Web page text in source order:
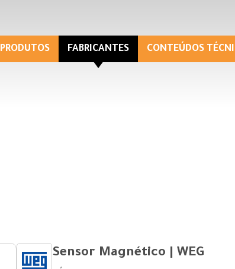
PRODUTOS FABRICANTES CONTEÚDOS
Sensor Magnético | WEG